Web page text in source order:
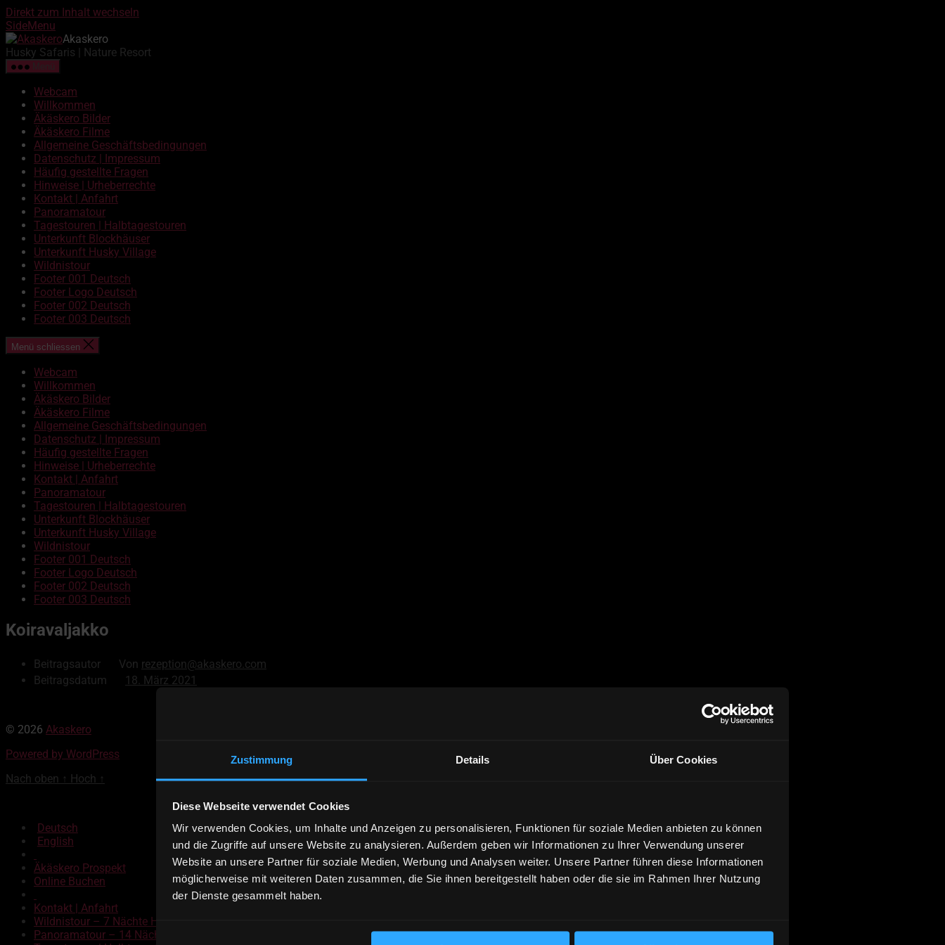
Zustimmung Details Über Cookies
Diese Webseite verwendet Cookies
Wir verwenden Cookies, um Inhalte und Anzeigen zu personalisieren, Funktionen für soziale Medien anbieten zu können
und die Zugriffe auf unsere Website zu analysieren. Außerdem geben wir Informationen zu Ihrer Verwendung unserer
Website an unsere Partner für soziale Medien, Werbung und Analysen weiter. Unsere Partner führen diese Informationen
möglicherweise mit weiteren Daten zusammen, die Sie ihnen bereitgestellt haben oder die sie im Rahmen Ihrer Nutzung
der Dienste gesammelt haben.
Direkt zum Inhalt wechseln
SideMenu
Akaskero
Husky Safaris | Nature Resort
Webcam
Willkommen
Äkäskero Bilder
Äkäskero Filme
Allgemeine Geschäftsbedingungen
Datenschutz | Impressum
Häufig gestellte Fragen
Hinweise | Urheberrechte
Kontakt | Anfahrt
Panoramatour
Tagestouren | Halbtagestouren
Unterkunft Blockhäuser
Unterkunft Husky Village
Wildnistour
Footer 001 Deutsch
Footer Logo Deutsch
Footer 002 Deutsch
Footer 003 Deutsch
Menü schliessen
Webcam
Willkommen
Äkäskero Bilder
Äkäskero Filme
Allgemeine Geschäftsbedingungen
Datenschutz | Impressum
Häufig gestellte Fragen
Hinweise | Urheberrechte
Kontakt | Anfahrt
Panoramatour
Tagestouren | Halbtagestouren
Unterkunft Blockhäuser
Unterkunft Husky Village
Wildnistour
Footer 001 Deutsch
Footer Logo Deutsch
Footer 002 Deutsch
Footer 003 Deutsch
Koiravaljakko
Beitragsautor Von rezeption@akaskero.com
Beitragsdatum
18. März 2021
© 2026 Akaskero
Powered by WordPress
Nach oben ↑ Hoch ↑
Deutsch
English
Äkäskero Prospekt
Online Buchen
Kontakt | Anfahrt
Wildnistour – 7 Nächte Hundeschlittentour
Panoramatour – 14 Nächte Hundeschlittentour